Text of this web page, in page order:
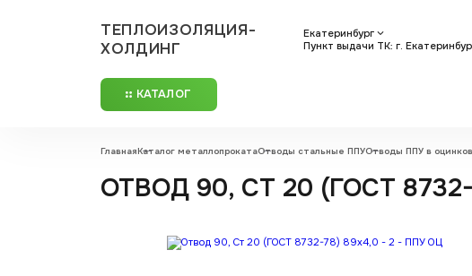
ТЕПЛОИЗОЛЯЦИЯ-
ХОЛДИНГ
Екатеринбург
Пункт выдачи ТК: г.
КАТАЛОГ
ГлавнаяКаталог металлопрокатаОтводы стальные ППУОтводы ППУ в
ОТВОД 90, СТ 20 (ГОСТ